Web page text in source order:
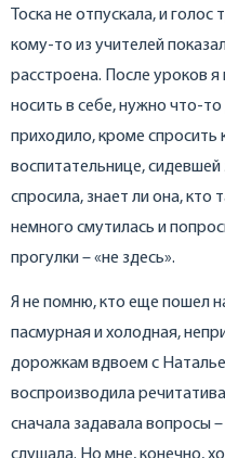
Тоска не отпускала, и
кому-то из учителей
расстроена. После уроков
носить в себе, нужно что-
приходило, кроме спросить
воспитательнице, сидевшей
спросила, знает ли она,
немного смутилась и
прогулки – «не здесь».
Я не помню, кто еще пошел
пасмурная и холодная,
дорожкам вдвоем с
воспроизводила
сначала задавала вопросы